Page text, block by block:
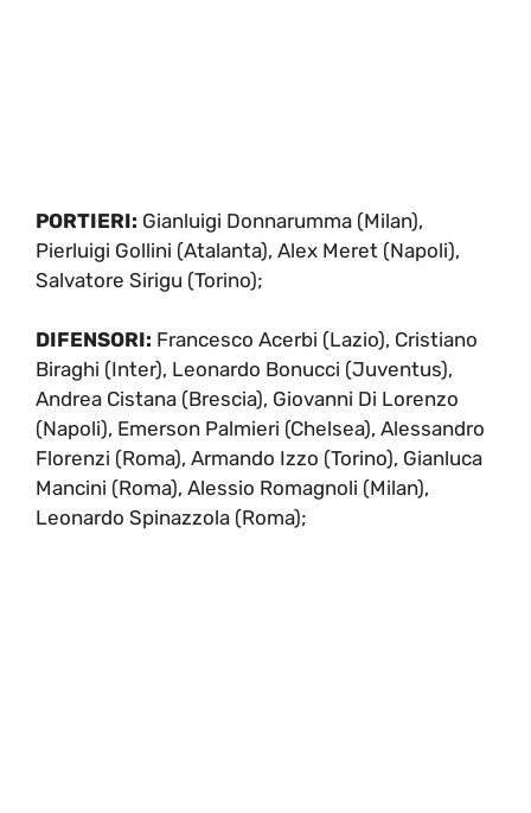
PORTIERI: Gianluigi Donnarumma (Milan),
Pierluigi Gollini (Atalanta), Alex Meret (Napoli),
Salvatore Sirigu (Torino);
DIFENSORI: Francesco Acerbi (Lazio), Cristiano
Biraghi (Inter), Leonardo Bonucci (Juventus),
Andrea Cistana (Brescia), Giovanni Di Lorenzo
(Napoli), Emerson Palmieri (Chelsea), Alessandro
Florenzi (Roma), Armando Izzo (Torino), Gianluca
Mancini (Roma), Alessio Romagnoli (Milan),
Leonardo Spinazzola (Roma);